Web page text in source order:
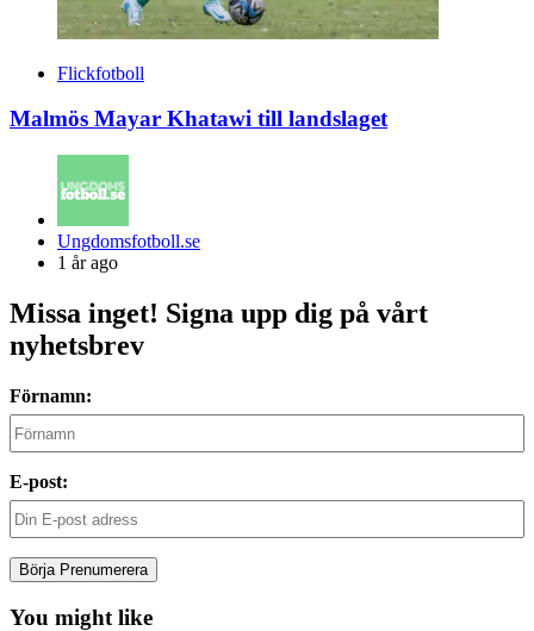
Flickfotboll
Malmös Mayar Khatawi till landslaget
Posted
by
Ungdomsfotboll.se
1 år ago
Missa inget! Signa upp dig på vårt
nyhetsbrev
Förnamn:
E-post:
You might like